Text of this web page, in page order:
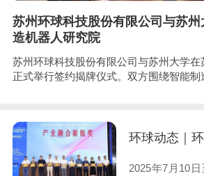
苏州环球科技股份有限公司与苏州
造机器人研究院
苏州环球科技股份有限公司与苏州大学
正式举行签约揭牌仪式。双方围绕智能制
2025年7月10